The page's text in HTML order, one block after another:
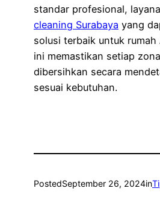
standar profesional,
cleaning Surabaya yang
solusi terbaik untuk rumah
ini memastikan setiap
dibersihkan secara
sesuai kebutuhan.
PostedSeptember 26, 2024in